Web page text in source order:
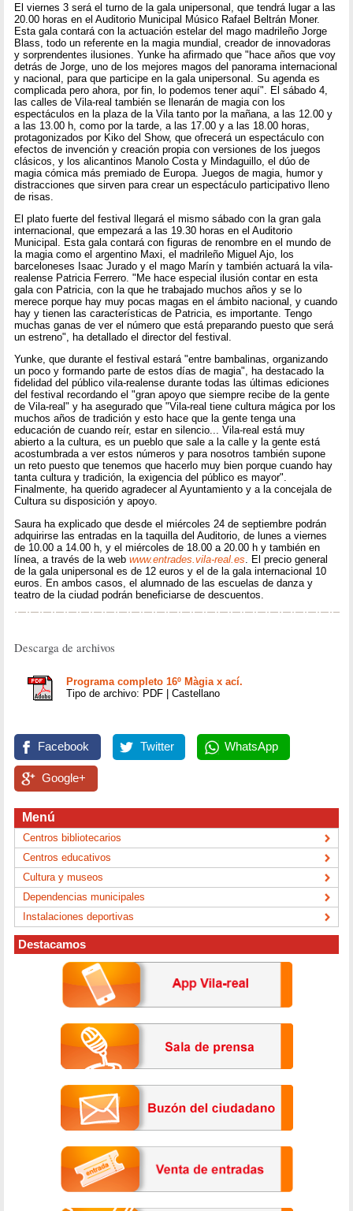
El viernes 3 será el turno de la gala unipersonal, que tendrá lugar a las
20.00 horas en el Auditorio Municipal Músico Rafael Beltrán Moner.
Esta gala contará con la actuación estelar del mago madrileño Jorge
Blass, todo un referente en la magia mundial, creador de innovadoras
y sorprendentes ilusiones. Yunke ha afirmado que "hace años que voy
detrás de Jorge, uno de los mejores magos del panorama internacional
y nacional, para que participe en la gala unipersonal. Su agenda es
complicada pero ahora, por fin, lo podemos tener aquí". El sábado 4,
las calles de Vila-real también se llenarán de magia con los
espectáculos en la plaza de la Vila tanto por la mañana, a las 12.00 y
a las 13.00 h, como por la tarde, a las 17.00 y a las 18.00 horas,
protagonizados por Kiko del Show, que ofrecerá un espectáculo con
efectos de invención y creación propia con versiones de los juegos
clásicos, y los alicantinos Manolo Costa y Mindaguillo, el dúo de
magia cómica más premiado de Europa. Juegos de magia, humor y
distracciones que sirven para crear un espectáculo participativo lleno
de risas.
El plato fuerte del festival llegará el mismo sábado con la gran gala
internacional, que empezará a las 19.30 horas en el Auditorio
Municipal. Esta gala contará con figuras de renombre en el mundo de
la magia como el argentino Maxi, el madrileño Miguel Ajo, los
barceloneses Isaac Jurado y el mago Marín y también actuará la vila-
realense Patricia Ferrero. "Me hace especial ilusión contar en esta
gala con Patricia, con la que he trabajado muchos años y se lo
merece porque hay muy pocas magas en el ámbito nacional, y cuando
hay y tienen las características de Patricia, es importante. Tengo
muchas ganas de ver el número que está preparando puesto que será
un estreno", ha detallado el director del festival.
Yunke, que durante el festival estará "entre bambalinas, organizando
un poco y formando parte de estos días de magia", ha destacado la
fidelidad del público vila-realense durante todas las últimas ediciones
del festival recordando el "gran apoyo que siempre recibe de la gente
de Vila-real" y ha asegurado que "Vila-real tiene cultura mágica por los
muchos años de tradición y esto hace que la gente tenga una
educación de cuando reír, estar en silencio... Vila-real está muy
abierto a la cultura, es un pueblo que sale a la calle y la gente está
acostumbrada a ver estos números y para nosotros también supone
un reto puesto que tenemos que hacerlo muy bien porque cuando hay
tanta cultura y tradición, la exigencia del público es mayor".
Finalmente, ha querido agradecer al Ayuntamiento y a la concejala de
Cultura su disposición y apoyo.
Saura ha explicado que desde el miércoles 24 de septiembre podrán
adquirirse las entradas en la taquilla del Auditorio, de lunes a viernes
de 10.00 a 14.00 h, y el miércoles de 18.00 a 20.00 h y también en
línea, a través de la webwww.entrades.vila-real.es . El precio general
de la gala unipersonal es de 12 euros y el de la gala internacional 10
euros. En ambos casos, el alumnado de las escuelas de danza y
teatro de la ciudad podrán beneficiarse de descuentos.
Descarga de archivos
Programa completo 16º Màgia x ací.
Tipo de archivo: PDF | Castellano
Facebook Twitter WhatsApp
Google+
Menú
Centros bibliotecarios
Centros educativos
Cultura y museos
Dependencias municipales
Instalaciones deportivas
Destacamos